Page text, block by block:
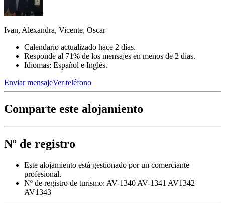
Ivan, Alexandra, Vicente, Oscar
Calendario actualizado hace 2 días.
Responde al 71% de los mensajes en menos de 2 días.
Idiomas: Español e Inglés.
Enviar mensajeVer teléfono
Comparte este alojamiento
Nº de registro
Este alojamiento está gestionado por un comerciante
profesional.
Nº de registro de turismo: AV-1340 AV-1341 AV1342
AV1343